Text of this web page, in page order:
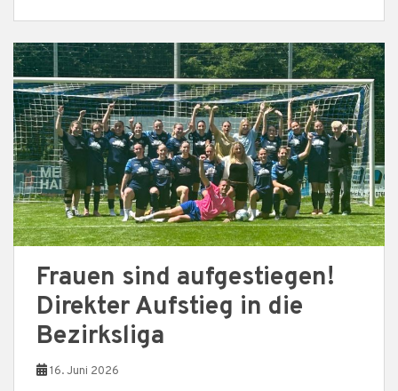
Frauen sind aufgestiegen!
Direkter Aufstieg in die
Bezirksliga
16. Juni 2026